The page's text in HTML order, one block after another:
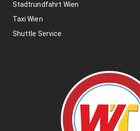
Stadtrundfahrt Wien
Taxi Wien
Shuttle Service